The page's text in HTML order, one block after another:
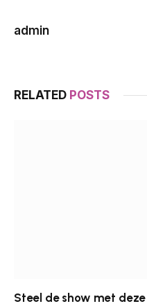
admin
RELATED POSTS
Steel de show met